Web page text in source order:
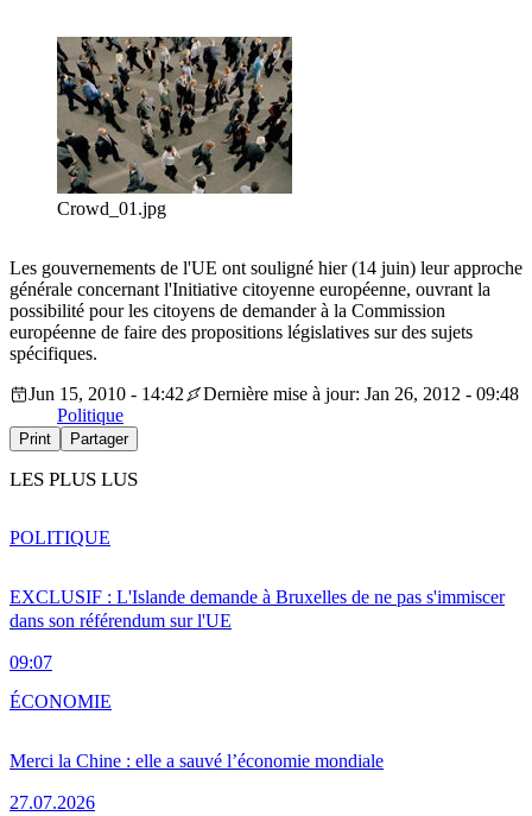
Crowd_01.jpg
Les gouvernements de l'UE ont souligné hier (14 juin) leur approche
générale concernant l'Initiative citoyenne européenne, ouvrant la
possibilité pour les citoyens de demander à la Commission
européenne de faire des propositions législatives sur des sujets
spécifiques.
Jun 15, 2010 - 14:42
Dernière mise à jour: Jan 26, 2012 - 09:48
Politique
Print Partager
LES PLUS LUS
EXCLUSIF : L'Islande demande à Bruxelles de ne pas s'immiscer
dans son référendum sur l'UE
09:07
POLITIQUE
Merci la Chine : elle a sauvé l’économie mondiale
27.07.2026
ÉCONOMIE